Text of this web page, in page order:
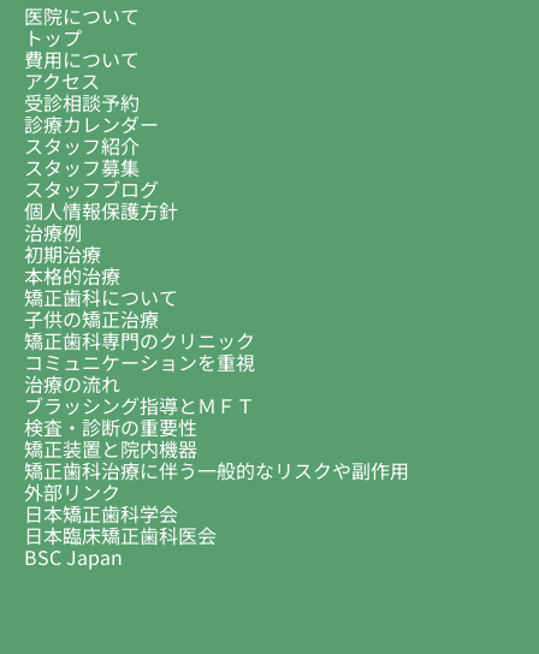
医院について
トップ
費用について
アクセス
受診相談予約
診療カレンダー
スタッフ紹介
スタッフ募集
スタッフブログ
個人情報保護方針
治療例
初期治療
本格的治療
矯正歯科について
子供の矯正治療
矯正歯科専門のクリニック
コミュニケーションを重視
治療の流れ
ブラッシング指導とＭＦＴ
検査・診断の重要性
矯正装置と院内機器
矯正歯科治療に伴う一般的なリスクや副作用
外部リンク
日本矯正歯科学会
日本臨床矯正歯科医会
BSC Japan